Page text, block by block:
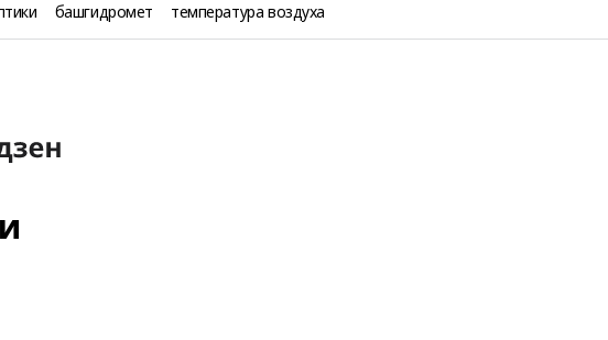
башгидромет температура воздуха